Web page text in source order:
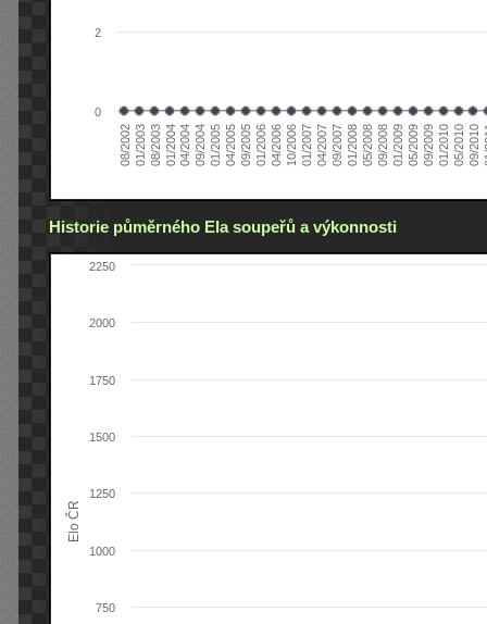
08/200201/200308/200301/200404/200409/200401/200504/200509/200501/200604/200610/200601/200704/200709/200701/200805/200809/200801/200905/200909/200901/201005/201009/2010
0
2
Historie půměrného Ela soupeřů a výkonnosti
Elo ČR
750
1000
1250
1500
1750
2000
2250